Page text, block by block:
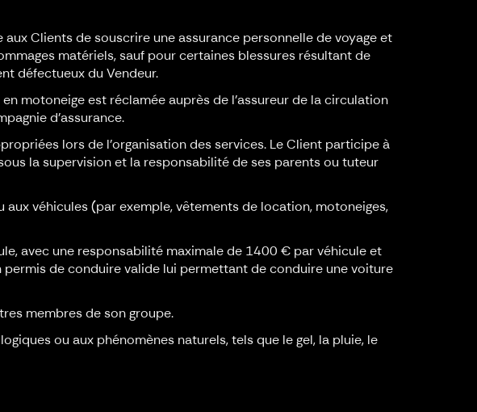
Clients de souscrire une assurance personnelle de voyage et
matériels, sauf pour certaines blessures résultant de
défectueux du Vendeur.
motoneige est réclamée auprès de l'assureur de la circulation
d'assurance.
lors de l'organisation des services. Le Client participe à
la supervision et la responsabilité de ses parents ou tuteur
véhicules (par exemple, vêtements de location, motoneiges,
avec une responsabilité maximale de 1400 € par véhicule et
de conduire valide lui permettant de conduire une voiture
membres de son groupe.
ou aux phénomènes naturels, tels que le gel, la pluie, le